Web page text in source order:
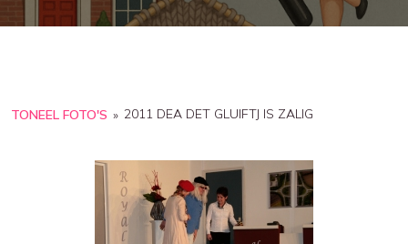
TONEEL FOTO'S » 2011 DEA DET GLUIFTJ IS ZALIG